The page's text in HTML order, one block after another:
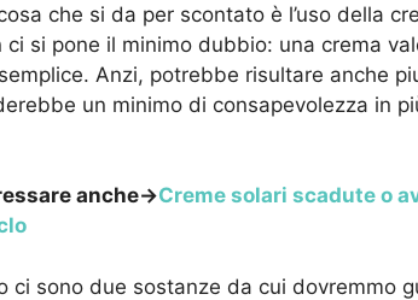
che si da per scontato è l’uso della
ci si pone il minimo dubbio: una crema
Anzi, potrebbe risultare anche
un minimo di consapevolezza in
anche->Creme solari scadute o
ci sono due sostanze da cui dovremmo